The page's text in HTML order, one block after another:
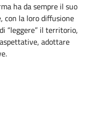
ha da sempre il suo
con la loro diffusione
“leggere” il territorio,
adottare